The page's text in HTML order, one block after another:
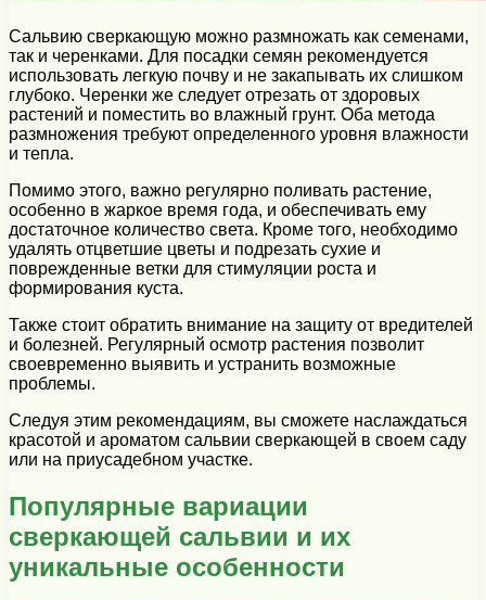
Сальвию сверкающую можно размножать как семенами,
так и черенками. Для посадки семян рекомендуется
использовать легкую почву и не закапывать их слишком
глубоко. Черенки же следует отрезать от здоровых
растений и поместить во влажный грунт. Оба метода
размножения требуют определенного уровня влажности
и тепла.
Помимо этого, важно регулярно поливать растение,
особенно в жаркое время года, и обеспечивать ему
достаточное количество света. Кроме того, необходимо
удалять отцветшие цветы и подрезать сухие и
поврежденные ветки для стимуляции роста и
формирования куста.
Также стоит обратить внимание на защиту от вредителей
и болезней. Регулярный осмотр растения позволит
своевременно выявить и устранить возможные
проблемы.
Следуя этим рекомендациям, вы сможете наслаждаться
красотой и ароматом сальвии сверкающей в своем саду
или на приусадебном участке.
Популярные вариации
сверкающей сальвии и их
уникальные особенности